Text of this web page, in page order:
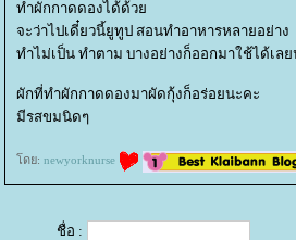
ทำผักกาดดองได้ด้ว
จะว่าไปเดี๋ยวนี้ยูทูป สอนทำอาหารหลายอย่าง
ทำไม่เป็น ทำตาม บางอย่างก็ออกมาใช้ได้เลย
ผักที่ทำผักกาดดองมาผัดกุ้งก็อร่อยนะคะ
มีรสขมนิดๆ
ดย: newyorknurse
ชื่อ :